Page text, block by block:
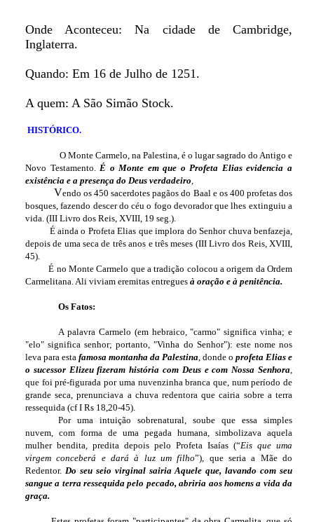
Onde Aconteceu: Na cidade de Cambridge,
Inglaterra.
Quando: Em 16 de Julho de 1251.
A quem: A São Simão Stock.
HISTÓRICO.
O Monte Carmelo, na Palestina, é o lugar sagrado do Antigo e
Novo Testamento. É o Monte em que o Profeta Elias evidencia a
existência e a presença do Deus verdadeiro,
Vendo os 450 sacerdotes pagãos do Baal e os 400 profetas dos
bosques, fazendo descer do céu o fogo devorador que lhes extinguiu a
vida. (III Livro dos Reis, XVIII, 19 seg.).
É ainda o Profeta Elias que implora do Senhor chuva benfazeja,
depois de uma seca de três anos e três meses (III Livro dos Reis, XVIII,
45).
É no Monte Carmelo que a tradição colocou a origem da Ordem
Carmelitana. Ali viviam eremitas entregues à oração e à penitência.
Os Fatos:
A palavra Carmelo (em hebraico, "carmo" significa vinha; e
"elo" significa senhor; portanto, "Vinha do Senhor"): este nome nos
leva para esta famosa montanha da Palestina, donde o profeta Elias e
o sucessor Elizeu fizeram história com Deus e com Nossa Senhora,
que foi pré-figurada por uma nuvenzinha branca que, num período de
grande seca, prenunciava a chuva redentora que cairia sobre a terra
ressequida (cf I Rs 18,20-45).
Por uma intuição sobrenatural, soube que essa simples
nuvem, com forma de uma pegada humana, simbolizava aquela
mulher bendita, predita depois pelo Profeta Isaías (“Eis que uma
virgem conceberá e dará à luz um filho”), que seria a Mãe do
Redentor. Do seu seio virginal sairia Aquele que, lavando com seu
sangue a terra ressequida pelo pecado, abriria aos homens a vida da
graça.